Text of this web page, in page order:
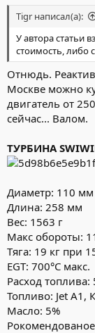
Tigr написал(а):
У автора статьи
стоимость, либо
Отнюдь.
Москве можно
двигатель от
сейчас... Валом.
ТУРБИНА
Диаметр: 110 мм
Длина: 258 мм
Вес: 1563 г
Макс обороты:
Тяга: 19 кг при
EGT: 700°C макс.
Расход
Топливо: Jet A1,
Масло: 5%